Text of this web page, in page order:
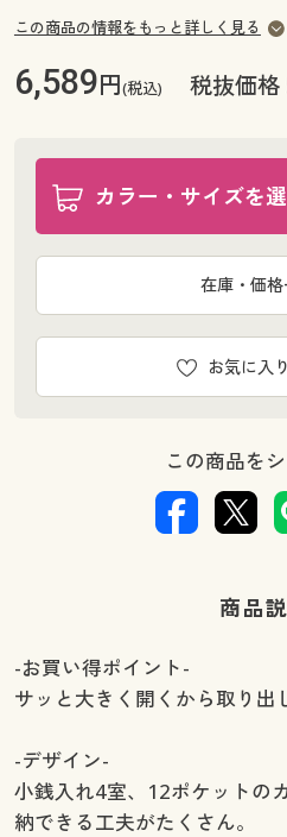
ご利用ガイド
よくある質問とお問い合わせ
この商品の情報をもっと詳しく見る
6,589円(税込) 税抜価
カラー・サイズを
お気に入
在庫・価
この商品を
商品
-お買い得ポイント-
サッと大きく開くから取り出
-デザイン-
小銭入れ4室、12ポケットの
納できる工夫がたくさん。